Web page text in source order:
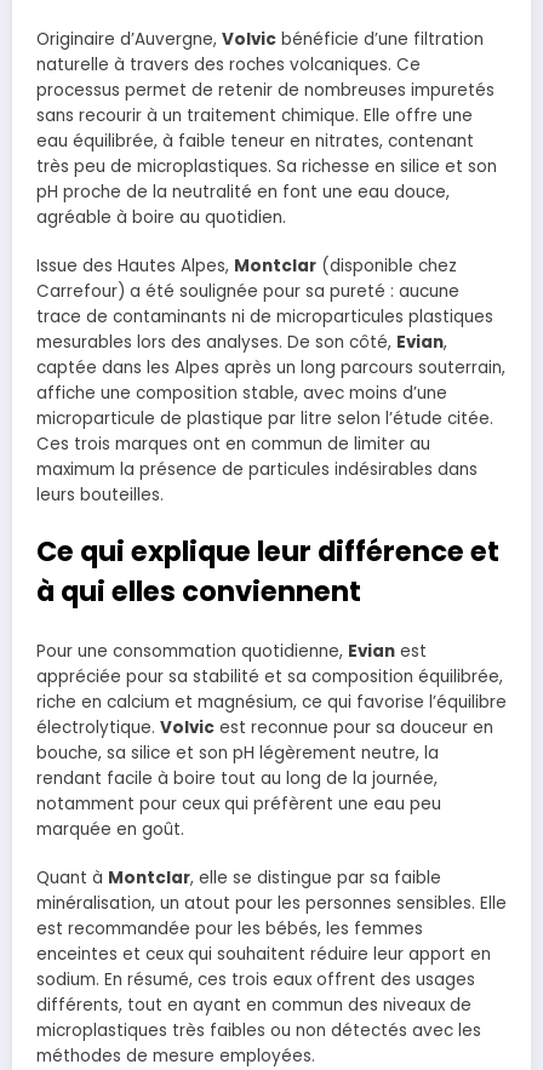
Originaire d’Auvergne, Volvic bénéficie d’une filtration
naturelle à travers des roches volcaniques. Ce
processus permet de retenir de nombreuses impuretés
sans recourir à un traitement chimique. Elle offre une
eau équilibrée, à faible teneur en nitrates, contenant
très peu de microplastiques. Sa richesse en silice et son
pH proche de la neutralité en font une eau douce,
agréable à boire au quotidien.
Issue des Hautes Alpes, Montclar (disponible chez
Carrefour) a été soulignée pour sa pureté : aucune
trace de contaminants ni de microparticules plastiques
mesurables lors des analyses. De son côté, Evian,
captée dans les Alpes après un long parcours souterrain,
affiche une composition stable, avec moins d’une
microparticule de plastique par litre selon l’étude citée.
Ces trois marques ont en commun de limiter au
maximum la présence de particules indésirables dans
leurs bouteilles.
Ce qui explique leur différence et
à qui elles conviennent
Pour une consommation quotidienne, Evian est
appréciée pour sa stabilité et sa composition équilibrée,
riche en calcium et magnésium, ce qui favorise l’équilibre
électrolytique. Volvic est reconnue pour sa douceur en
bouche, sa silice et son pH légèrement neutre, la
rendant facile à boire tout au long de la journée,
notamment pour ceux qui préfèrent une eau peu
marquée en goût.
Quant à Montclar, elle se distingue par sa faible
minéralisation, un atout pour les personnes sensibles. Elle
est recommandée pour les bébés, les femmes
enceintes et ceux qui souhaitent réduire leur apport en
sodium. En résumé, ces trois eaux offrent des usages
différents, tout en ayant en commun des niveaux de
microplastiques très faibles ou non détectés avec les
méthodes de mesure employées.